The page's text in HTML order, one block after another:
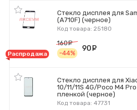
Стекло дисплея для
(A710F) (черное)
Код товара: 25180
Распродажа
160
руб.
-44%
90
Стекло дисплея для
10/11/11S 4G/Poco M4
пленкой (черное)
Код товара: 47731